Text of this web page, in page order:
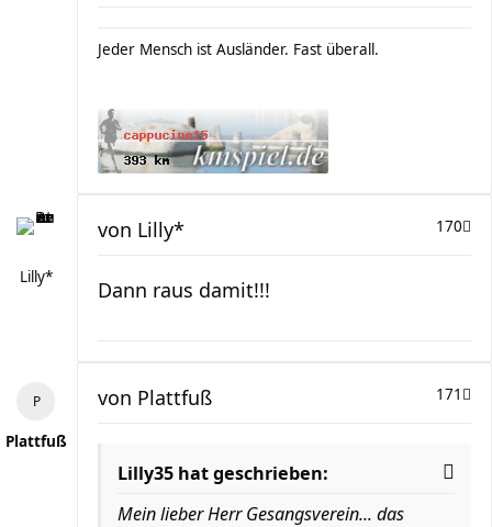
Jeder Mensch ist Ausländer. Fast überall.
Lilly*
170
von Lilly*
Dann raus damit!!!
Plattfuß
171
von Plattfuß
Lilly35 hat geschrieben:
Mein lieber Herr Gesangsverein... das